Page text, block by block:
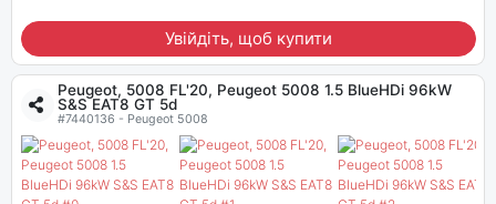
Увійдіть, щоб купити
Peugeot, 5008 FL'20, Peugeot 5008 1.5 BlueHDi 96kW
S&S EAT8 GT 5d
#7440136 - Peugeot 5008